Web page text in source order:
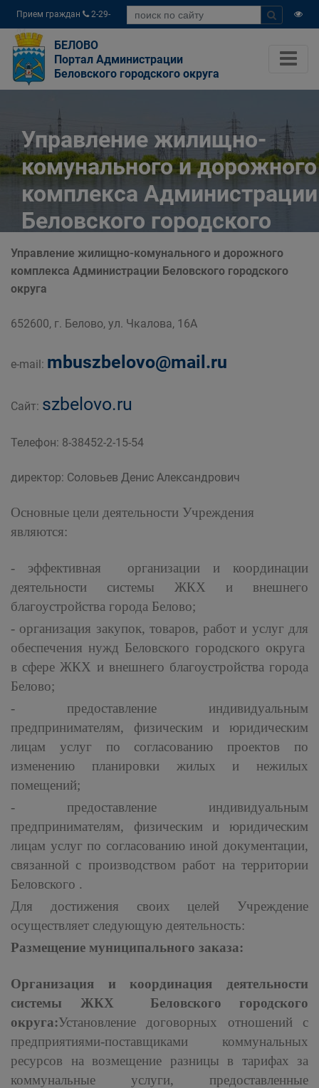
Прием граждан
2-29-
04
БЕЛОВО
Портал Администрации
Беловского городского округа
Управление жилищно-
комунального и дорожного
комплекса Администрации
Беловского городского
округа
Управление жилищно-комунального и
Беловского городского округа
Управление жилищно-комунального и дорожного
комплекса Администрации Беловского городского
округа
652600, г. Белово, ул. Чкалова, 16А
e-mail: mbuszbelovo@mail.ru
Сайт: szbelovo.ru
Телефон: 8-38452-2-15-54
директор: Соловьев Денис Александрович
Основные цели деятельности Учреждения
являются:
- эффективная организации и координации
деятельности системы ЖКХ и внешнего
благоустройства города Белово;
- организация закупок, товаров, работ и услуг для
обеспечения нужд Беловского городского округа
в сфере ЖКХ и внешнего благоустройства города
Белово;
- предоставление индивидуальным
предпринимателям, физическим и юридическим
лицам услуг по согласованию проектов по
изменению планировки жилых и нежилых
помещений;
- предоставление индивидуальным
предпринимателям, физическим и юридическим
лицам услуг по согласованию иной документации,
связанной с производством работ на территории
Беловского .
Для достижения своих целей Учреждение
осуществляет следующую деятельность:
Размещение муниципального заказа:
Организация и координация деятельности
системы ЖКХ Беловского городского
округа:Установление договорных отношений с
предприятиями-поставщиками коммунальных
ресурсов на возмещение разницы в тарифах за
коммунальные услуги, предоставленные